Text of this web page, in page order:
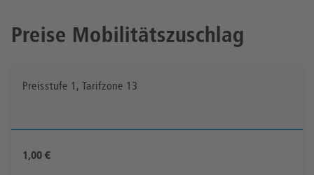
Preise Mobilitätszuschlag
Preisstufe 1, Tarifzone 13
1,00 €